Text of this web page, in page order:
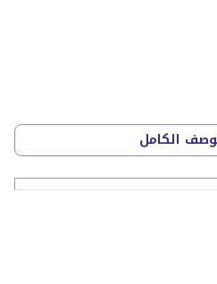
سوبر لوكس لوكيشن مميز جدا
العقاري
الكامل